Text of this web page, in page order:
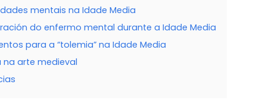
mentais na Idade Media
do enfermo mental durante a Idade Media
para a “tolemia” na Idade Media
na arte medieval